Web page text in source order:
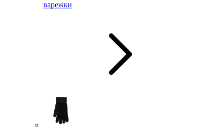
варежки